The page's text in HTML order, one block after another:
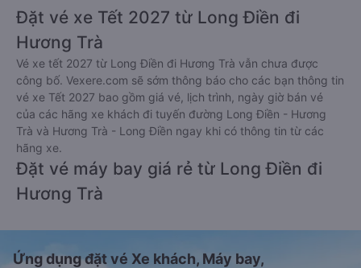
Đặt vé xe Tết 2027 từ Long Điền đi
Hương Trà
Vé xe tết 2027 từ Long Điền đi Hương Trà vẫn chưa được
công bố. Vexere.com sẽ sớm thông báo cho các bạn thông tin
vé xe Tết 2027 bao gồm giá vé, lịch trình, ngày giờ bán vé
của các hãng xe khách đi tuyến đường Long Điền - Hương
Trà và Hương Trà - Long Điền ngay khi có thông tin từ các
hãng xe.
Đặt vé máy bay giá rẻ từ Long Điền đi
Hương Trà
Ứng dụng đặt vé Xe khách, Máy bay,